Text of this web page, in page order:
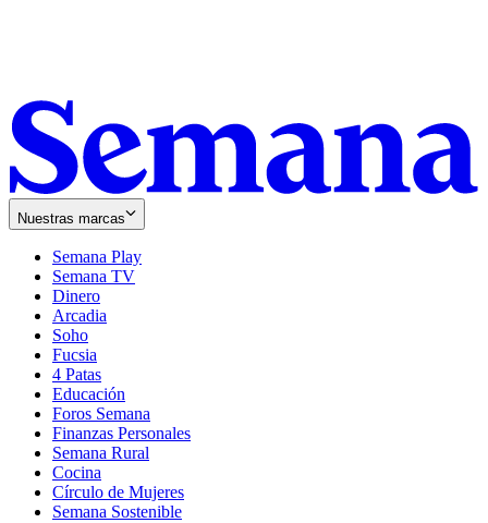
Nuestras marcas
Semana Play
Semana TV
Dinero
Arcadia
Soho
in
new
window
Fucsia
in
new
window
4 Patas
Educación
Foros Semana
Finanzas Personales
Semana Rural
Cocina
Círculo de Mujeres
Semana Sostenible